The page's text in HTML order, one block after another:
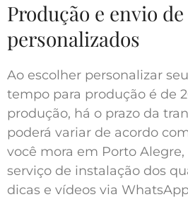
Produção e envio
personalizados
Ao escolher personalizar
tempo para produção é de
produção, há o prazo da
poderá variar de acordo
você mora em Porto
serviço de instalação dos
dicas e vídeos via